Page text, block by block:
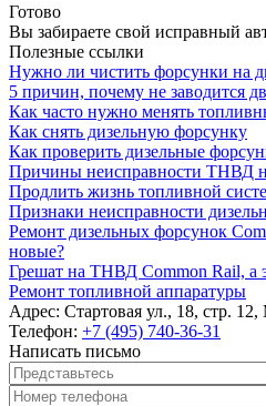
Готово
Вы забираете свой исправный
Полезные ссылки
Нужно ли чистить форсунки на
5 причин, почему не заводится
Как часто нужно менять
Как снять дизельную форсунку
Как проверить дизельные
Причины неисправности ТНВД
Продлить жизнь топливной
Признаки неисправности
Ремонт дизельных форсунок
новые?
Грешат на ТНВД Common Rail, а
Ремонт топливной аппаратуры
Адрес: Стартовая ул., 18, стр.
Телефон: +7 (495) 740-36-31
Написать письмо
Представьтесь
Номер телефона